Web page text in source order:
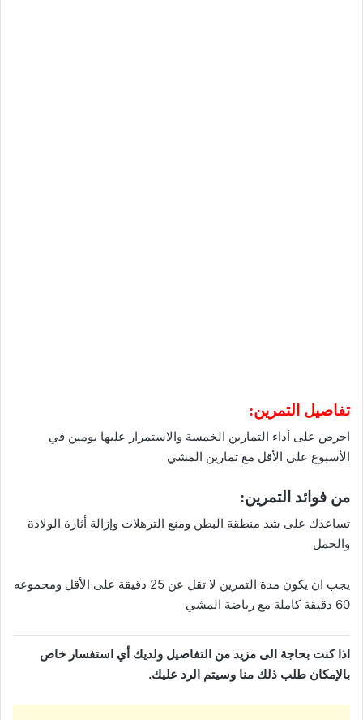
تفاصيل التمرين:
احرص على أداء التمارين الخمسة والاستمرار عليها يومين في
الأسبوع على الأقل مع تمارين المشي
من فوائد التمرين:
تساعدك على شد منطقة البطن ومنع الترهلات وإزالة أثارة الولادة
والحمل
يجب ان يكون مدة التمرين لا تقل عن 25 دقيقة على الأقل ومجموعه
60 دقيقة كاملة مع رياضة المشي
اذا كنت بحاجة الى مزيد من التفاصيل ولديك أي استفسار خاص
بالإمكان طلب ذلك منا وسيتم الرد عليك.